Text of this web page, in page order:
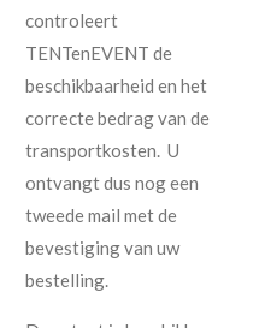
controleert
TENTenEVENT de
beschikbaarheid en het
correcte bedrag van de
transportkosten. U
ontvangt dus nog een
tweede mail met de
bevestiging van uw
bestelling.